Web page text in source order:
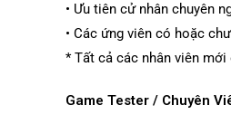
• Ưu tiên cử nhân chuyên
• Các ứng viên có hoặc
* Tất cả các nhân viên
Game Tester / Chuyên